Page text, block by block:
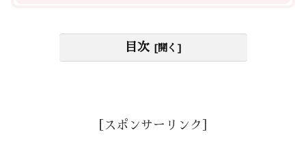
目次
［スポンサーリンク］